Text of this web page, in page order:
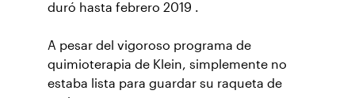
duró hasta febrero 2019 .
A pesar del vigoroso programa de
quimioterapia de Klein, simplemente no
estaba lista para guardar su raqueta de